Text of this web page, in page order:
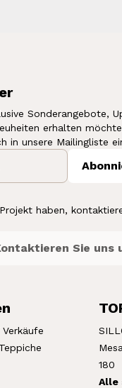
Sonderangebote,
erhalten
in unsere Mailingliste
haben,
Sie uns
180
Alle